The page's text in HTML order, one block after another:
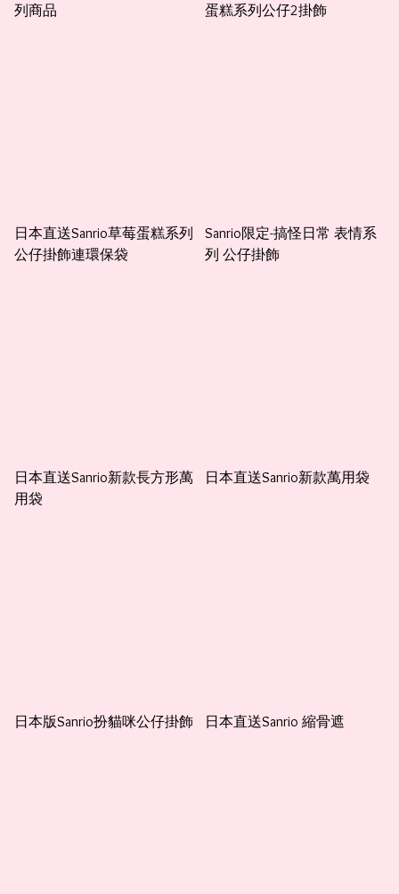
列商品
蛋糕系列公仔2掛飾
日本直送Sanrio草莓蛋糕系列
公仔掛飾連環保袋
Sanrio限定-搞怪日常 表情系
列 公仔掛飾
日本直送Sanrio新款長方形萬
用袋
日本直送Sanrio新款萬用袋
日本版Sanrio扮貓咪公仔掛飾 日本直送Sanrio 縮骨遮